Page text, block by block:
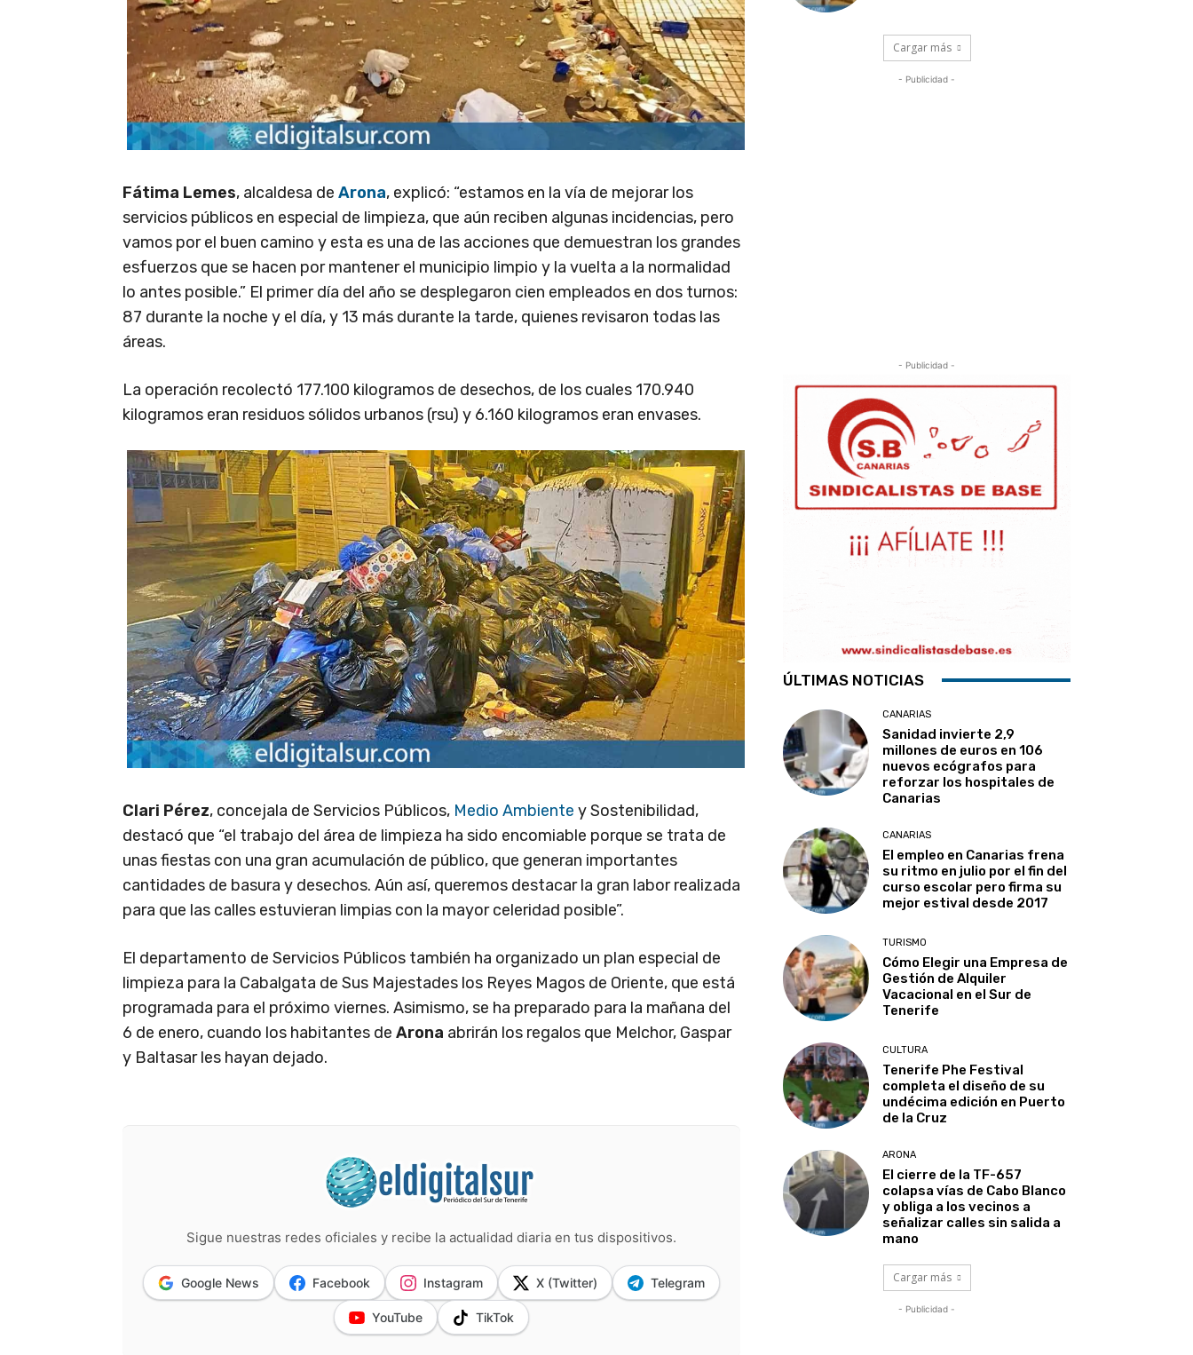
Fátima Lemes, alcaldesa de Arona, explicó: “estamos en la vía de mejorar los
servicios públicos en especial de limpieza, que aún reciben algunas incidencias, pero
vamos por el buen camino y esta es una de las acciones que demuestran los grandes
esfuerzos que se hacen por mantener el municipio limpio y la vuelta a la normalidad
lo antes posible.” El primer día del año se desplegaron cien empleados en dos turnos:
87 durante la noche y el día, y 13 más durante la tarde, quienes revisaron todas las
áreas.
La operación recolectó 177.100 kilogramos de desechos, de los cuales 170.940
kilogramos eran residuos sólidos urbanos (rsu) y 6.160 kilogramos eran envases.
Clari Pérez, concejala de Servicios Públicos, Medio Ambiente y Sostenibilidad,
destacó que “el trabajo del área de limpieza ha sido encomiable porque se trata de
unas fiestas con una gran acumulación de público, que generan importantes
cantidades de basura y desechos. Aún así, queremos destacar la gran labor realizada
para que las calles estuvieran limpias con la mayor celeridad posible”.
El departamento de Servicios Públicos también ha organizado un plan especial de
limpieza para la Cabalgata de Sus Majestades los Reyes Magos de Oriente, que está
programada para el próximo viernes. Asimismo, se ha preparado para la mañana del
6 de enero, cuando los habitantes de Arona abrirán los regalos que Melchor, Gaspar
y Baltasar les hayan dejado.
Sigue nuestras redes oficiales y recibe la actualidad diaria en tus dispositivos.
Google News Facebook Instagram X (Twitter) Telegram
YouTube TikTok
Cargar más
- Publicidad -
- Publicidad -
ÚLTIMAS NOTICIAS
CANARIAS
Sanidad invierte 2,9
millones de euros en 106
nuevos ecógrafos para
reforzar los hospitales de
Canarias
CANARIAS
El empleo en Canarias frena
su ritmo en julio por el fin del
curso escolar pero firma su
mejor estival desde 2017
TURISMO
Cómo Elegir una Empresa de
Gestión de Alquiler
Vacacional en el Sur de
Tenerife
CULTURA
Tenerife Phe Festival
completa el diseño de su
undécima edición en Puerto
de la Cruz
ARONA
El cierre de la TF-657
colapsa vías de Cabo Blanco
y obliga a los vecinos a
señalizar calles sin salida a
mano
Cargar más
- Publicidad -